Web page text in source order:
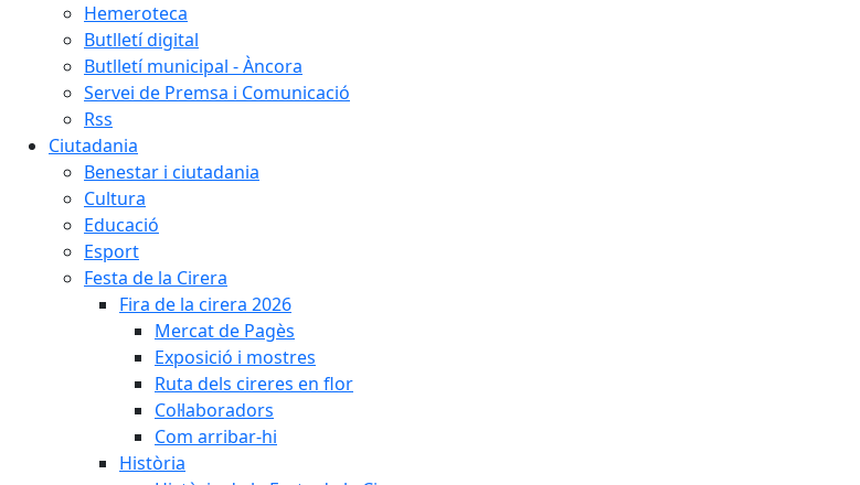
Hemeroteca
Butlletí digital
Butlletí municipal - Àncora
Servei de Premsa i Comunicació
Rss
Ciutadania
Benestar i ciutadania
Cultura
Educació
Esport
Festa de la Cirera
Fira de la cirera 2026
Mercat de Pagès
Exposició i mostres
Ruta dels cireres en flor
Col·laboradors
Com arribar-hi
Història